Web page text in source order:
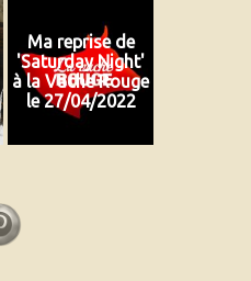
Ma reprise de
'Saturday Night'
à la Vache Rouge
le 27/04/2022